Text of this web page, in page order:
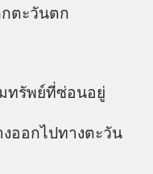
ตะวัน​ตก
ทรัพย์​ที่​ซ่อน​อยู่
ออก​ไป​ทาง​ตะวัน​